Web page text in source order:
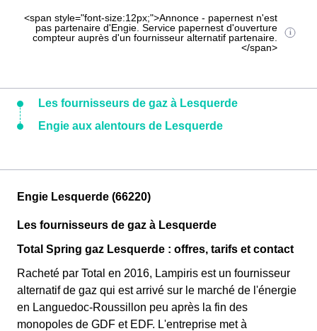
<span style="font-size:12px;">Annonce - papernest n'est
pas partenaire d'Engie. Service papernest d'ouverture
compteur auprès d'un fournisseur alternatif partenaire.
</span>
Les fournisseurs de gaz à Lesquerde
Engie aux alentours de Lesquerde
Engie Lesquerde (66220)
Les fournisseurs de gaz à Lesquerde
Total Spring gaz Lesquerde : offres, tarifs et contact
Racheté par Total en 2016, Lampiris est un fournisseur
alternatif de gaz qui est arrivé sur le marché de l'énergie
en Languedoc-Roussillon peu après la fin des
monopoles de GDF et EDF. L'entreprise met à